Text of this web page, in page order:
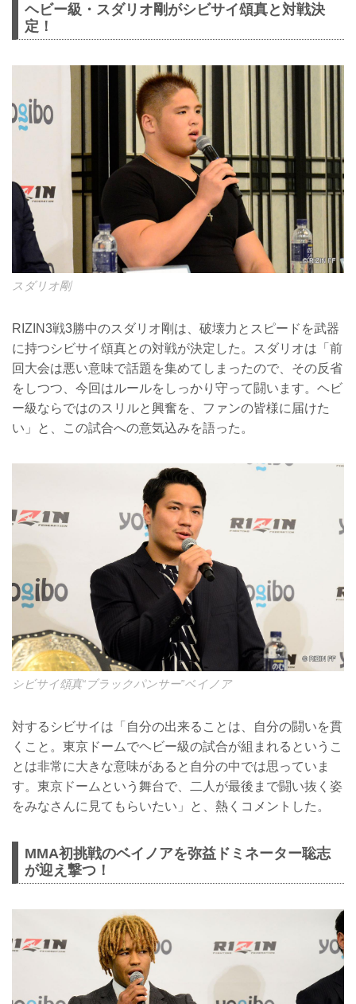
ヘビー級・スダリオ剛がシビサイ頌真と対戦決
定！
スダリオ剛
RIZIN3戦3勝中のスダリオ剛は、破壊力とスピードを武器
に持つシビサイ頌真との対戦が決定した。スダリオは「前
回大会は悪い意味で話題を集めてしまったので、その反省
をしつつ、今回はルールをしっかり守って闘います。ヘビ
ー級ならではのスリルと興奮を、ファンの皆様に届けた
い」と、この試合への意気込みを語った。
シビサイ頌真“ブラックパンサー”ベイノア
対するシビサイは「自分の出来ることは、自分の闘いを貫
くこと。東京ドームでヘビー級の試合が組まれるというこ
とは非常に大きな意味があると自分の中では思っていま
す。東京ドームという舞台で、二人が最後まで闘い抜く姿
をみなさんに見てもらいたい」と、熱くコメントした。
MMA初挑戦のベイノアを弥益ドミネーター聡志
が迎え撃つ！